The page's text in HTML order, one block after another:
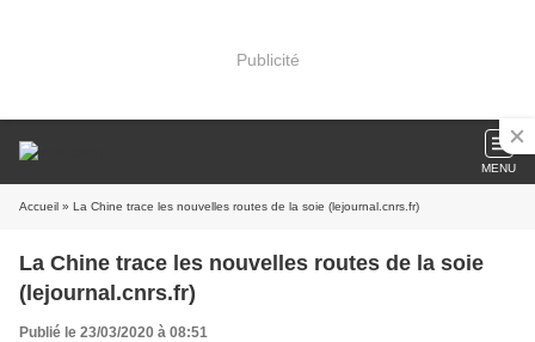
Publicité
MENU
Accueil » La Chine trace les nouvelles routes de la soie (lejournal.cnrs.fr)
La Chine trace les nouvelles routes de la soie
(lejournal.cnrs.fr)
Publié le 23/03/2020 à 08:51